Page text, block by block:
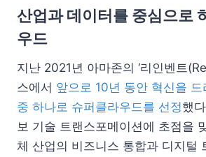
산업과 데이터를 중심으로
우드
지난 2021년 아마존의 ‘리인벤트
스에서 앞으로 10년 동안 혁신을
중 하나로 슈퍼클라우드를 선정했
보 기술 트랜스포메이션에 초점을
체 산업의 비즈니스 통합과 디지털